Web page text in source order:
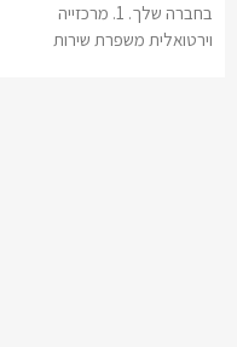
בחברה שלך. 1. מרכזייה
וירטואלית משפרת שירות